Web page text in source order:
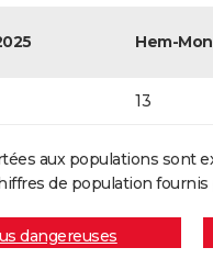
Hem-
13
aux populations
de population fournis
dangereuses